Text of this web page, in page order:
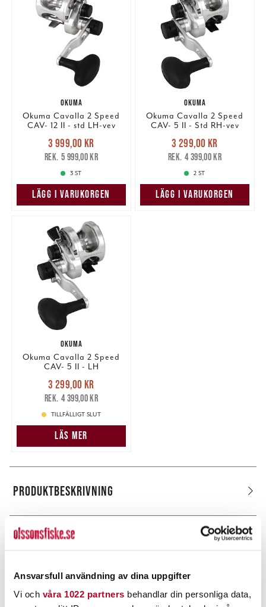
Ansvarsfull användning av dina uppgifter
Vi och våra 1022 partners behandlar din personliga data,
OKUMA
Okuma Cavalla 2 Speed
CAV- 12 II - std LH-vev
Nuvarande pris
3 999,00 krTidigare pris
5 999,00 kr
3 999,00 kr
5 999,00 kr
3 ST
LÄGG I VARUKORGEN
OKUMA
Okuma Cavalla 2 Speed
CAV- 5 II - Std RH-vev
Nuvarande pris
3 299,00 krTidigare pris
4 399,00 kr
3 299,00 kr
4 399,00 kr
2 ST
LÄGG I VARUKORGEN
OKUMA
Okuma Cavalla 2 Speed
CAV- 5 II - LH
Nuvarande pris
3 299,00 krTidigare pris
4 399,00 kr
3 299,00 kr
4 399,00 kr
TILLFÄLLIGT SLUT
LÄS MER
PRODUKTBESKRIVNING